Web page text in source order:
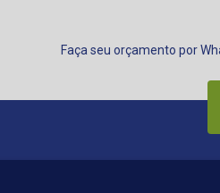
Faça seu orçamento por